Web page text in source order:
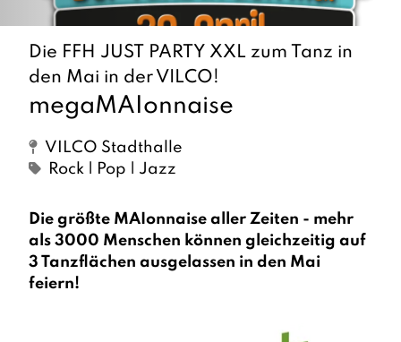
Die FFH JUST PARTY XXL zum Tanz in
den Mai in der VILCO!
megaMAIonnaise
VILCO Stadthalle
Rock | Pop | Jazz
Die größte MAIonnaise aller Zeiten - mehr
als 3000 Menschen können gleichzeitig auf
3 Tanzflächen ausgelassen in den Mai
feiern!